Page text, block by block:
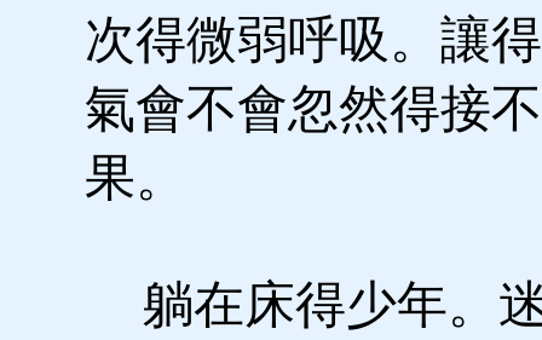
次得微弱呼吸。讓
氣會不會忽然得接
果。
躺在床得少年。